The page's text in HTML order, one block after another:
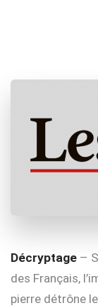
Décryptage –
des Français,
pierre détrône